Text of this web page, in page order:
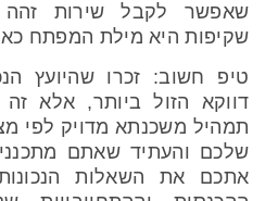
שאפשר לקבל שירות זהה
שקיפות היא מילת המפתח
טיפ חשוב: זכרו שהיועץ
דווקא הזול ביותר, אלא
תמהיל משכנתאמדויק לפי
שלכם והעתיד שאתם
אתכם את השאלות